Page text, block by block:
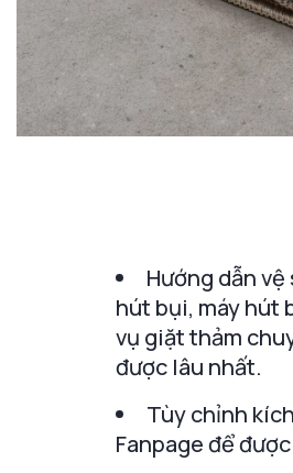
Hướng dẫn
hút bụi, máy hút
vụ giặt thảm
được lâu nhất.
Tùy chỉnh
Fanpage để